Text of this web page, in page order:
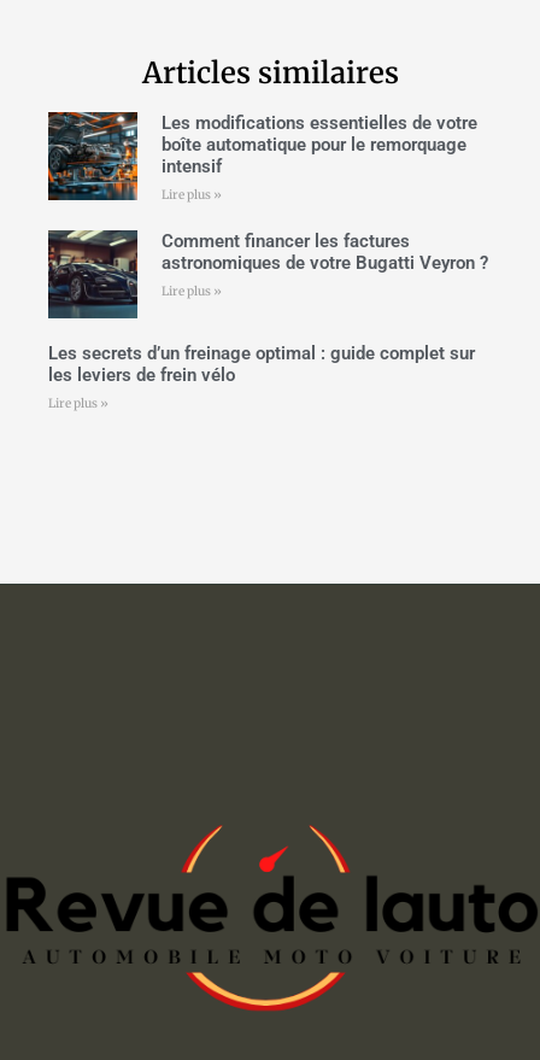
Articles similaires
Les modifications essentielles de votre
boîte automatique pour le remorquage
intensif
Lire plus »
Comment financer les factures
astronomiques de votre Bugatti Veyron ?
Lire plus »
Les secrets d’un freinage optimal : guide complet sur
les leviers de frein vélo
Lire plus »